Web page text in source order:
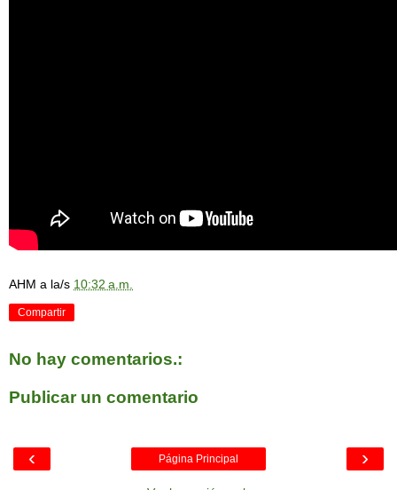
AHM a la/s 10:32 a.m.
Compartir
No hay comentarios.:
Publicar un comentario
‹ ›
Página Principal